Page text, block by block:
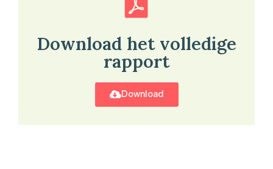
Download het volledige
rapport
Download